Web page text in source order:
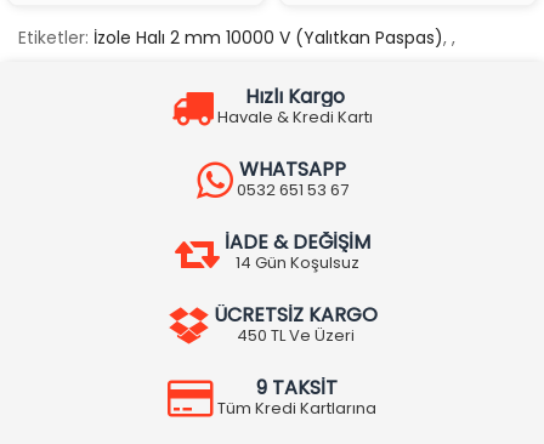
Etiketler: İzole Halı 2 mm 10000 V (Yalıtkan Paspas), ,
Hızlı Kargo
Havale & Kredi Kartı
WHATSAPP
0532 651 53 67
İADE & DEĞİŞİM
14 Gün Koşulsuz
ÜCRETSİZ KARGO
450 TL Ve Üzeri
9 TAKSİT
Tüm Kredi Kartlarına